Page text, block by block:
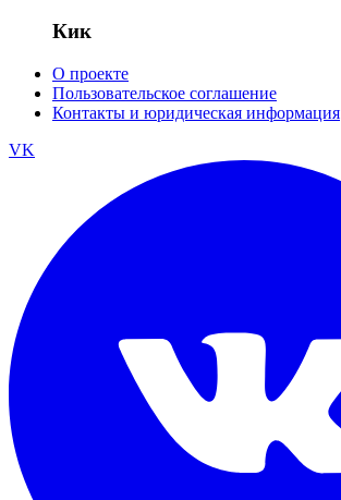
Кик
О проекте
Пользовательское соглашение
Контакты и юридическая информация
VK